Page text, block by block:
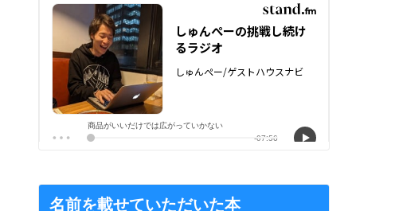
名前を載せていただいた本